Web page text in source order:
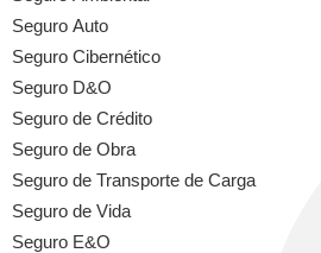
Seguro Auto
Seguro Cibernético
Seguro D&O
Seguro de Crédito
Seguro de Obra
Seguro de Transporte de Carga
Seguro de Vida
Seguro E&O